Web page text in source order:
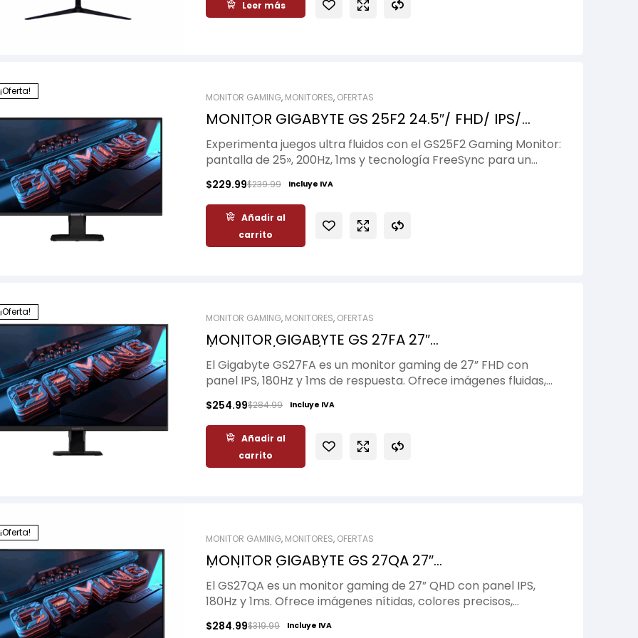
cualquier setup.
Leer más
¡Oferta!
MONITOR GAMING, MONITORES, OFERTAS
MONITOR GIGABYTE GS 25F2 24.5″/ FHD/ IPS/
Experimenta juegos ultra fluidos con el GS25F2 Gaming Monitor:
pantalla de 25», 200Hz, 1ms y tecnología FreeSync para un
$239.99
$229.99 Incluye IVA
Añadir al
carrito
¡Oferta!
MONITOR GAMING, MONITORES, OFERTAS
MONITOR GIGABYTE GS 27FA 27″
El Gigabyte GS27FA es un monitor gaming de 27” FHD con
panel IPS, 180Hz y 1ms de respuesta. Ofrece imágenes fluidas,
competitiva.
$284.99
$254.99 Incluye IVA
Añadir al
carrito
¡Oferta!
MONITOR GAMING, MONITORES, OFERTAS
MONITOR GIGABYTE GS 27QA 27″
El GS27QA es un monitor gaming de 27” QHD con panel IPS,
180Hz y 1ms. Ofrece imágenes nítidas, colores precisos,
$319.99
$284.99 Incluye IVA